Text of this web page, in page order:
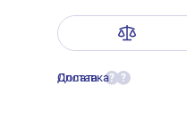
Оплата ?
Доставка ?